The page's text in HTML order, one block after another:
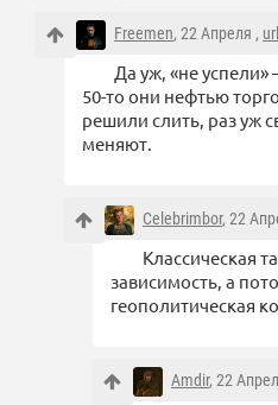
Freemen, 22 Апреля , url
Да уж, «не успели»
50-то они нефтью
решили слить, раз уж
меняют.
Celebrimbor, 22
Классическая
зависимость, а
геополитическая
Amdir, 22